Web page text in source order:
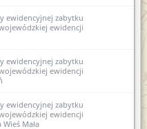
ewidencyjnej zabytku
ewidencji
ewidencyjnej zabytku
ewidencji
ewidencyjnej zabytku
ewidencji
Mała